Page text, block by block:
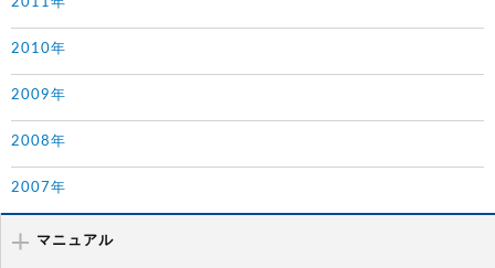
2011年
2010年
2009年
2008年
2007年
マニュアル